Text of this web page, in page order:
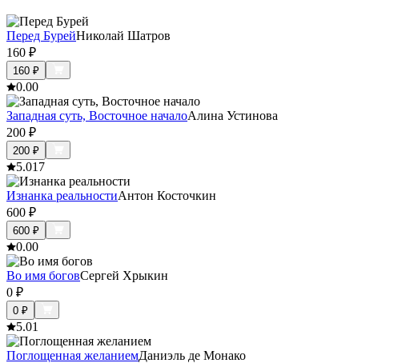
Перед БурейНиколай Шатров
160 ₽
160 ₽
0.00
Западная суть, Восточное началоАлина Устинова
200 ₽
200 ₽
5.017
Изнанка реальностиАнтон Косточкин
600 ₽
600 ₽
0.00
Во имя боговСергей Хрыкин
0 ₽
0 ₽
5.01
Поглощенная желаниемДаниэль де Монако